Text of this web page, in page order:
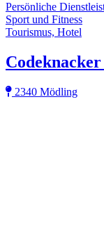
Persönliche
Sport und Fitness
Tourismus, Hotel
Codeknacker
2340 Mödling